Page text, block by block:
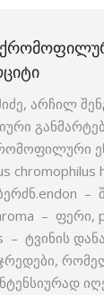
არჩილ
chromophilus
–
– ფერი,
– ტვინის